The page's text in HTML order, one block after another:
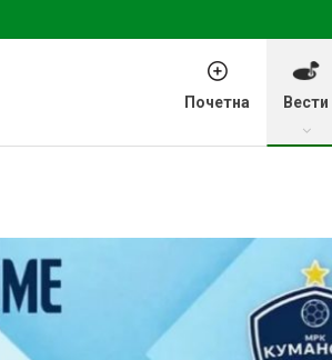
Почетна Вести